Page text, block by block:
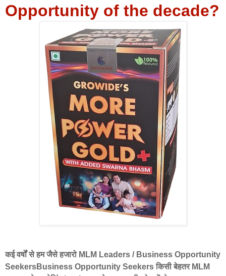
Opportunity of the decade?
कई वर्षों से हम जैसे हजारो MLM Leaders / Business Opportunity
SeekersBusiness Opportunity Seekers किसी बेहतर MLM